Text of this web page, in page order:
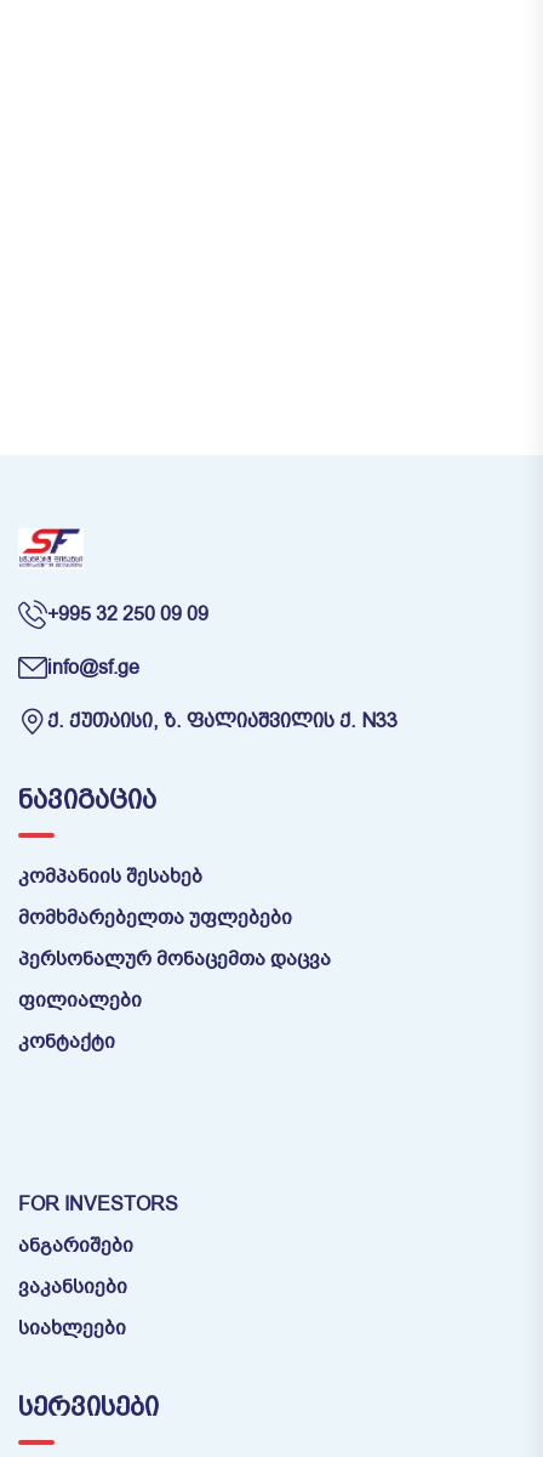
+995 32 250 09 09
info@sf.ge
Ქ. ᲥᲣᲗᲐᲘᲡᲘ, Ზ. ᲤᲐᲚᲘᲐᲨᲕᲘᲚᲘᲡ Ქ. N33
ᲜᲐᲕᲘᲒᲐᲪᲘᲐ
კომპანიის შესახებ
მომხმარებელთა უფლებები
პერსონალურ მონაცემთა დაცვა
ფილიალები
კონტაქტი
FOR INVESTORS
ანგარიშები
ვაკანსიები
სიახლეები
ᲡᲔᲠᲕᲘᲡᲔᲑᲘ